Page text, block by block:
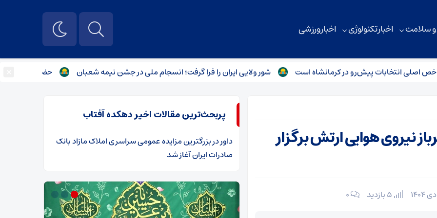
و سلامت اخبار تکنولوژی اخبار ورزشی
پیش‌رو در کرمانشاه است شور ولایی ایران را فرا گرفت؛ انسجام ملی در جشن نیمه شعبان حضور مردم ایلام در جشن
نیروی هوایی ارتش برگزار
۰
پربحث‌ترین مقالات اخیر دهکده آفتاب
داوردر​بزرگترین مزایده عمومی سراسری املاک مازاد بانک
صادرات ایران آغاز شد